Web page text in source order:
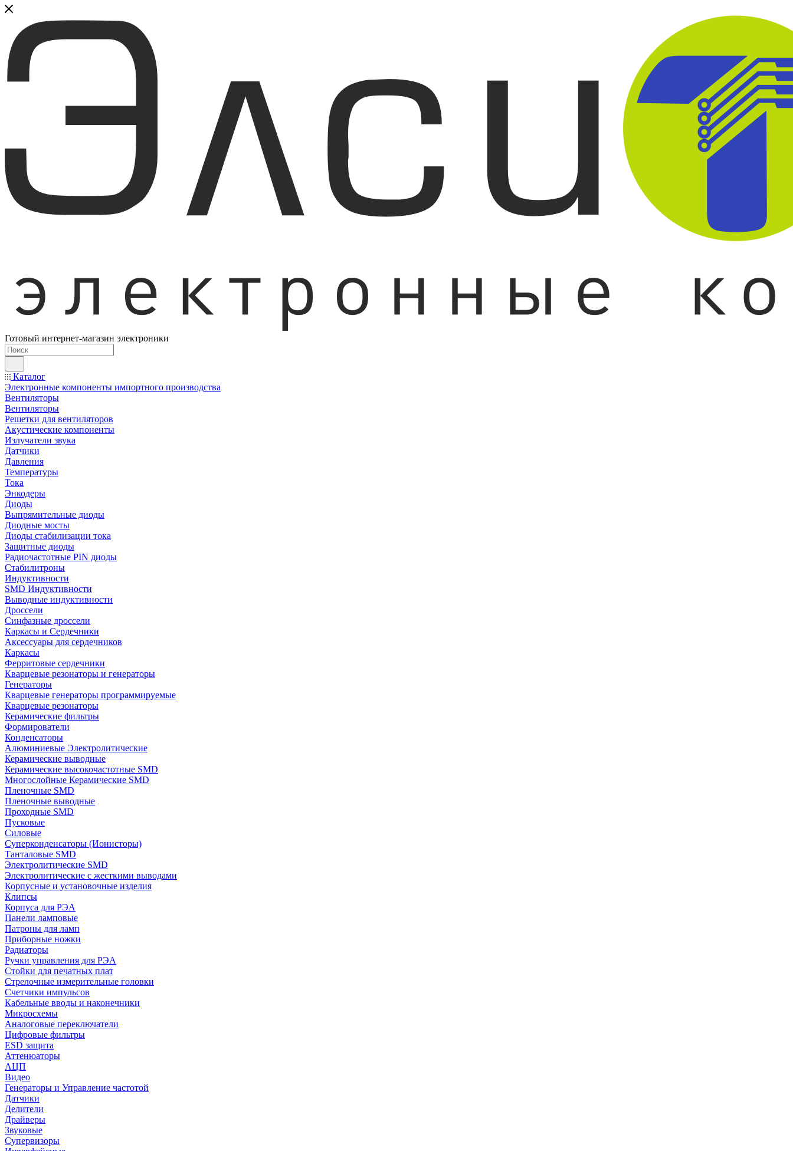
Готовый интернет-магазин электроники
Каталог
Электронные компоненты импортного производства
Вентиляторы
Вентиляторы
Решетки для вентиляторов
Акустические компоненты
Излучатели звука
Датчики
Давления
Температуры
Тока
Энкодеры
Диоды
Выпрямительные диоды
Диодные мосты
Диоды стабилизации тока
Защитные диоды
Радиочастотные PIN диоды
Стабилитроны
Индуктивности
SMD Индуктивности
Выводные индуктивности
Дроссели
Синфазные дроссели
Каркасы и Сердечники
Аксессуары для сердечников
Каркасы
Ферритовые сердечники
Кварцевые резонаторы и генераторы
Генераторы
Кварцевые генераторы программируемые
Кварцевые резонаторы
Керамические фильтры
Формирователи
Конденсаторы
Алюминиевые Электролитические
Керамические выводные
Керамические высокочастотные SMD
Многослойные Керамические SMD
Пленочные SMD
Пленочные выводные
Проходные SMD
Пусковые
Силовые
Суперконденсаторы (Ионисторы)
Танталовые SMD
Электролитические SMD
Электролитические с жесткими выводами
Корпусные и установочные изделия
Клипсы
Корпуса для РЭА
Панели ламповые
Патроны для ламп
Приборные ножки
Радиаторы
Ручки управления для РЭА
Стойки для печатных плат
Стрелочные измерительные головки
Счетчики импульсов
Кабельные вводы и наконечники
Микросхемы
Аналоговые переключатели
Цифровые фильтры
ESD защита
Аттенюаторы
АЦП
Видео
Генераторы и Управление частотой
Датчики
Делители
Драйверы
Звуковые
Супервизоры